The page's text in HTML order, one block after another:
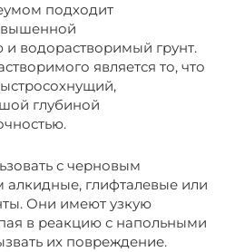
подходит
и водорастворимый грунт.
является то, что
глубиной
с черновым
глифталевые или
Они имеют узкую
в реакцию с напольными
их повреждение.